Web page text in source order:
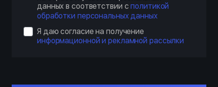
данных в соответствии сполитикой
обработки персональных данных
Я даю согласие на получение
информационной и рекламной рассылки